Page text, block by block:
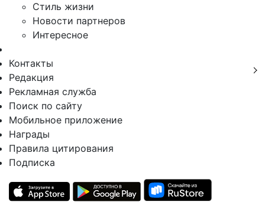
Стиль жизни
Новости партнеров
Интересное
Контакты
Редакция
Рекламная служба
Поиск по сайту
Мобильное приложение
Награды
Правила цитирования
Подписка